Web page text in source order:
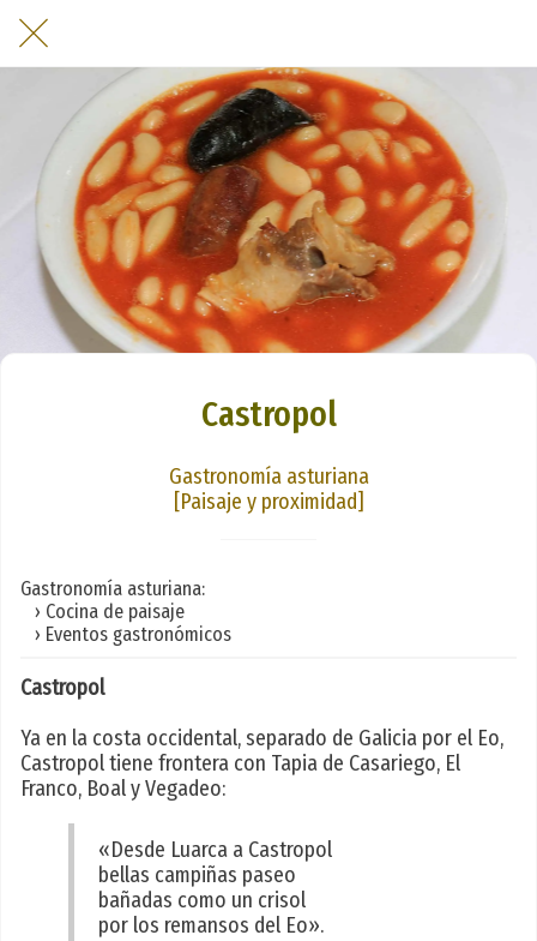
Castropol
Gastronomía asturiana
[Paisaje y proximidad]
Gastronomía asturiana:
› Cocina de paisaje
› Eventos gastronómicos
Castropol
Ya en la costa occidental, separado de Galicia por el Eo,
Castropol tiene frontera con Tapia de Casariego, El
Franco, Boal y Vegadeo:
«Desde Luarca a Castropol
bellas campiñas paseo
bañadas como un crisol
por los remansos del Eo».